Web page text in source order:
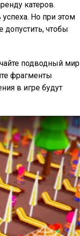
катеров.
Но при этом
допустить, чтобы
подводный мир
фрагменты
в игре будут